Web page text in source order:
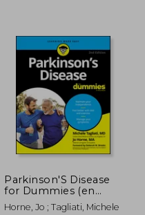
Parkinson'S Disease
for Dummies (en
Inglés)
Horne, Jo ; Tagliati, Michele